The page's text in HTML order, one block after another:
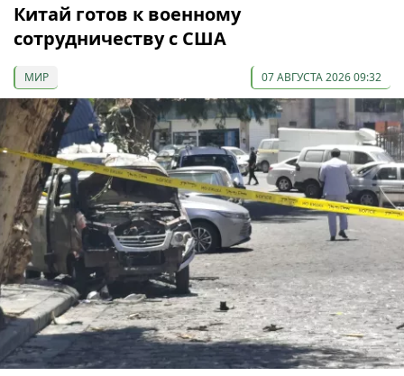
Китай готов к военному
сотрудничеству с США
МИР 07 АВГУСТА 2026 09:32